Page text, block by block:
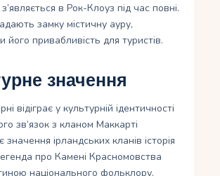
в Рок-Клоуз під час повні.
замку містичну ауру,
привабливість для туристів.
значення
відіграє у культурній ідентичності
зв’язок з кланом Маккарті
значення ірландських кланів історія
про Камені Красномовства
національного фольклору.